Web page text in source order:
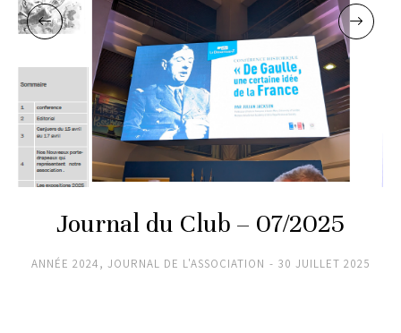
Journal du Club – 07/2025
ANNÉE 2024, JOURNAL DE L'ASSOCIATION 30 JUILLET 2025